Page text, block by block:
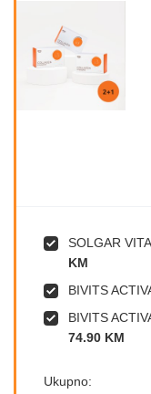
SOLGAR
KM
BIVITS
BIVITS
74.90 KM
Ukupno: